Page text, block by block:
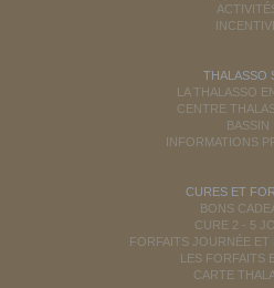
THALASSO
LA THALASSO
CENTRE
BASSIN
INFORMATIONS
CURES ET
BONS
CURE 2 - 5
FORFAITS JOURNÉE ET
LES FORFAITS
CARTE